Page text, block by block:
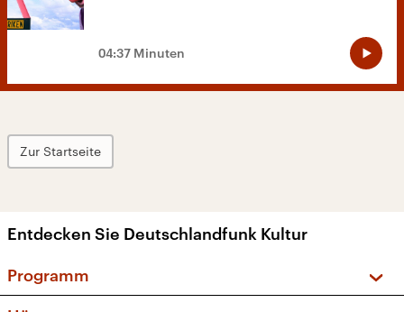
04:37 Minuten
Zur Startseite
Entdecken Sie Deutschlandfunk Kultur
Programm